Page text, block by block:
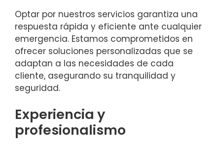
Optar por nuestros servicios garantiza una
respuesta rápida y eficiente ante cualquier
emergencia. Estamos comprometidos en
ofrecer soluciones personalizadas que se
adaptan a las necesidades de cada
cliente, asegurando su tranquilidad y
seguridad.
Experiencia y
profesionalismo